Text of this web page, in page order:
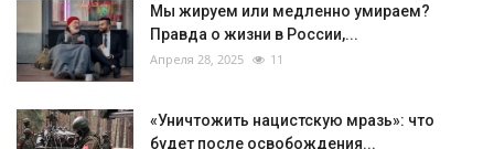
Мы жируем или медленно умираем?
Правда о жизни в России,...
Апреля 28, 2025 11
«Уничтожить нацистскую мразь»: что
будет после освобождения...